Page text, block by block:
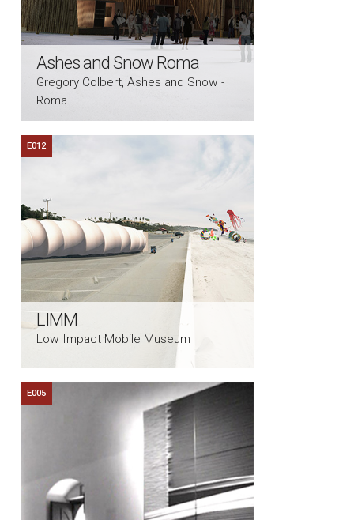
Ashes and Snow Roma
Gregory Colbert, Ashes and Snow -
Roma
E012
LIMM
Low Impact Mobile Museum
E005